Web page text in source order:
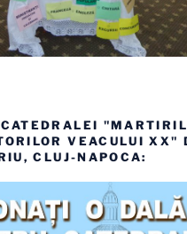
VEACULUI XX"
CLUJ-NAPOCA: